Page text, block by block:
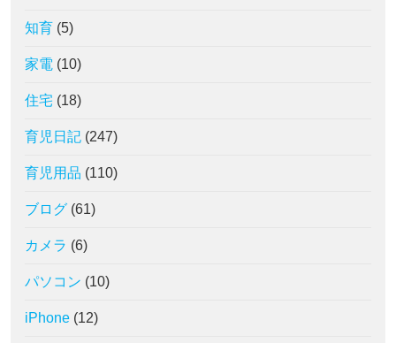
知育 (5)
家電 (10)
住宅 (18)
育児日記 (247)
育児用品 (110)
ブログ (61)
カメラ (6)
パソコン (10)
iPhone (12)